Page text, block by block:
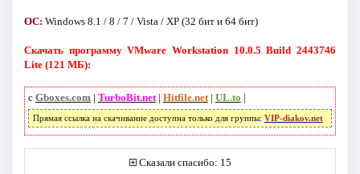
ОС: Windows 8.1 / 8 / 7 / Vista / XP (32 бит и 64 бит)
Скачать программу VMware Workstation 10.0.5 Build 2443746
Lite (121 МБ):
с Gboxes.com| TurboBit.net| Hitfile.net| UL.to |
Прямая ссылка на скачивание доступна только для группы: VIP-diakov.net
Сказали спасибо: 15